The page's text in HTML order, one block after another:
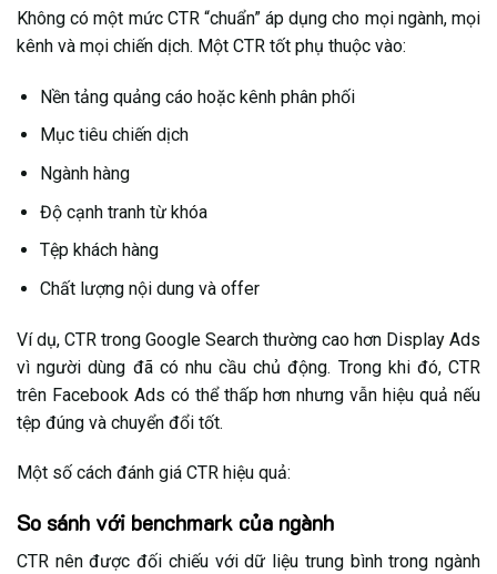
Không có một mức CTR “chuẩn” áp dụng cho mọi ngành, mọi
kênh và mọi chiến dịch. Một CTR tốt phụ thuộc vào:
Nền tảng quảng cáo hoặc kênh phân phối
Mục tiêu chiến dịch
Ngành hàng
Độ cạnh tranh từ khóa
Tệp khách hàng
Chất lượng nội dung và offer
Ví dụ, CTR trong Google Search thường cao hơn Display Ads
vì người dùng đã có nhu cầu chủ động. Trong khi đó, CTR
trên Facebook Ads có thể thấp hơn nhưng vẫn hiệu quả nếu
tệp đúng và chuyển đổi tốt.
Một số cách đánh giá CTR hiệu quả:
So sánh với benchmark của ngành
CTR nên được đối chiếu với dữ liệu trung bình trong ngành